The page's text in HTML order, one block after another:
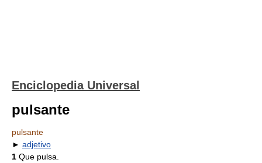
Enciclopedia Universal
pulsante
pulsante
► adjetivo
1 Que pulsa.